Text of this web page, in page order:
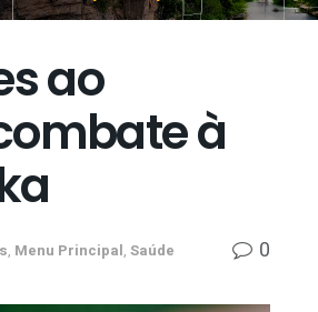
ao
à
, Menu Principal, Saúde 0